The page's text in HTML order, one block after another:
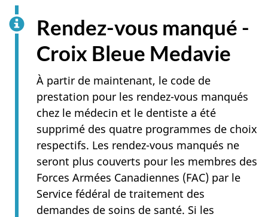
Rendez-vous manqué -
Croix Bleue Medavie
À partir de maintenant, le code de
prestation pour les rendez-vous manqués
chez le médecin et le dentiste a été
supprimé des quatre programmes de choix
respectifs. Les rendez-vous manqués ne
seront plus couverts pour les membres des
Forces Armées Canadiennes (FAC) par le
Service fédéral de traitement des
demandes de soins de santé. Si les